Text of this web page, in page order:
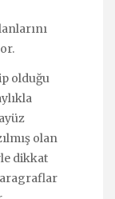
olduğu
olan
dikkat